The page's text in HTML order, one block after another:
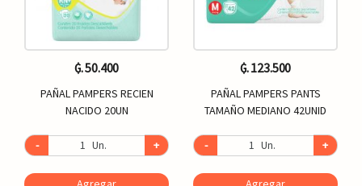
₲. 50.400
PAÑAL PAMPERS RECIEN
NACIDO 20UN
- Un. +
₲. 123.500
PAÑAL PAMPERS PANTS
TAMAÑO MEDIANO 42UNID
- Un. +